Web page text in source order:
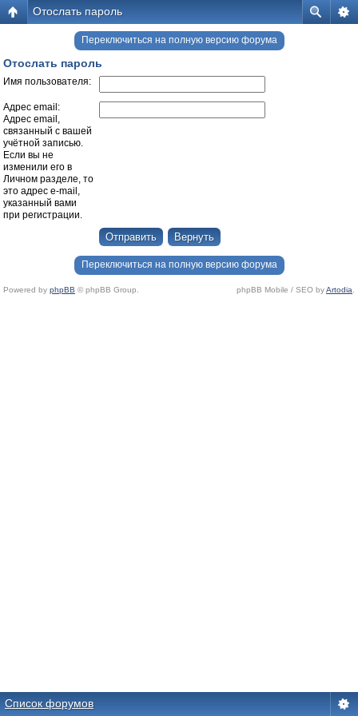
Отослать пароль
Переключиться на полную версию форума
Отослать пароль
Имя пользователя:
Адрес email:
Адрес email,
связанный с вашей
учётной записью.
Если вы не
изменили его в
Личном разделе, то
это адрес e-mail,
указанный вами
при регистрации.
Переключиться на полную версию форума
Powered by phpBB © phpBB Group. phpBB Mobile / SEO byArtodia
Список форумов